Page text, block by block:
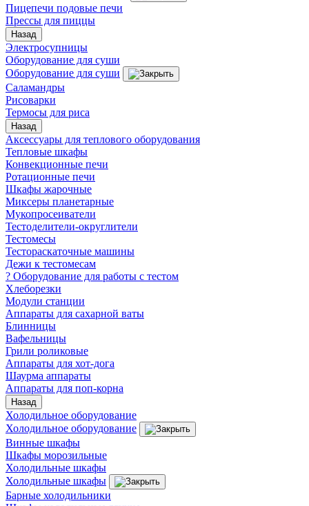
Пицепечи подовые печи
Прессы для пиццы
Назад
Электросупницы
Оборудование для суши
Оборудование для суши
Саламандры
Рисоварки
Термосы для риса
Назад
Аксессуары для теплового оборудования
Тепловые шкафы
Конвекционные печи
Ротационные печи
Шкафы жарочные
Миксеры планетарные
Мукопросеиватели
Тестоделители-округлители
Тестомесы
Тестораскаточные машины
Дежи к тестомесам
? Оборудование для работы с тестом
Хлеборезки
Модули станции
Аппараты для сахарной ваты
Блинницы
Вафельницы
Грили роликовые
Аппараты для хот-дога
Шаурма аппараты
Аппараты для поп-корна
Назад
Холодильное оборудование
Холодильное оборудование
Винные шкафы
Шкафы морозильные
Холодильные шкафы
Холодильные шкафы
Барные холодильники